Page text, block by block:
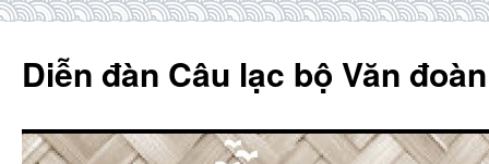
content
Diễn đàn Câu lạc bộ Văn